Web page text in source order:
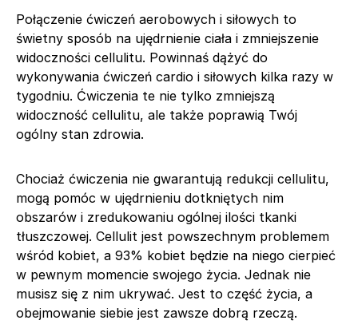
Połączenie ćwiczeń aerobowych i siłowych to
świetny sposób na ujędrnienie ciała i zmniejszenie
widoczności cellulitu. Powinnaś dążyć do
wykonywania ćwiczeń cardio i siłowych kilka razy w
tygodniu. Ćwiczenia te nie tylko zmniejszą
widoczność cellulitu, ale także poprawią Twój
ogólny stan zdrowia.
Chociaż ćwiczenia nie gwarantują redukcji cellulitu,
mogą pomóc w ujędrnieniu dotkniętych nim
obszarów i zredukowaniu ogólnej ilości tkanki
tłuszczowej. Cellulit jest powszechnym problemem
wśród kobiet, a 93% kobiet będzie na niego cierpieć
w pewnym momencie swojego życia. Jednak nie
musisz się z nim ukrywać. Jest to część życia, a
obejmowanie siebie jest zawsze dobrą rzeczą.